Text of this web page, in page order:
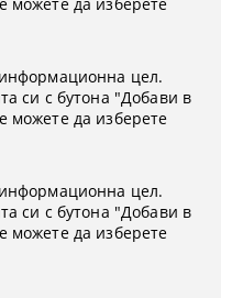
цел.
си с бутона "Добави в
можете да изберете
цел.
си с бутона "Добави в
можете да изберете